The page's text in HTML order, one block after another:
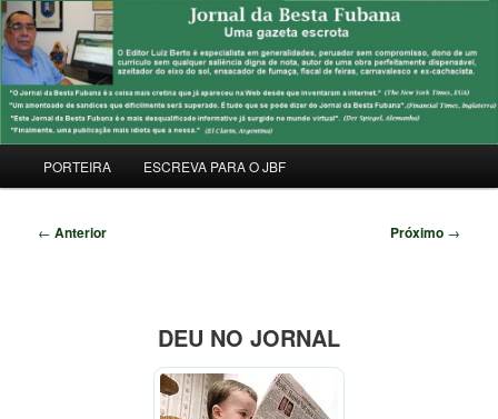
Pular
para
o
conteúdo
principalJORNAL DA BESTA FUBANA
Uma Gazeta Escrota
principal
PORTEIRA ESCREVA PARA O JBF
Navegação
← Anterior Próximo →
DEU NO JORNAL